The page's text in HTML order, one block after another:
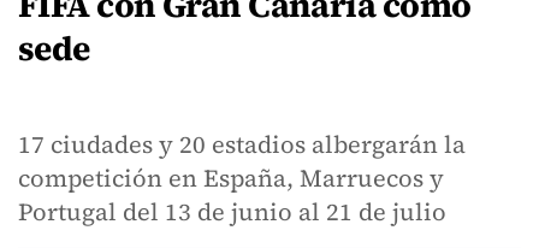
sede
17 ciudades y 20 estadios albergarán la
competición en España, Marruecos y
Portugal del 13 de junio al 21 de julio